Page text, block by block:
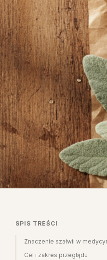
SPIS TREŚCI
Znaczenie szałwii w
Cel i zakres przeglądu